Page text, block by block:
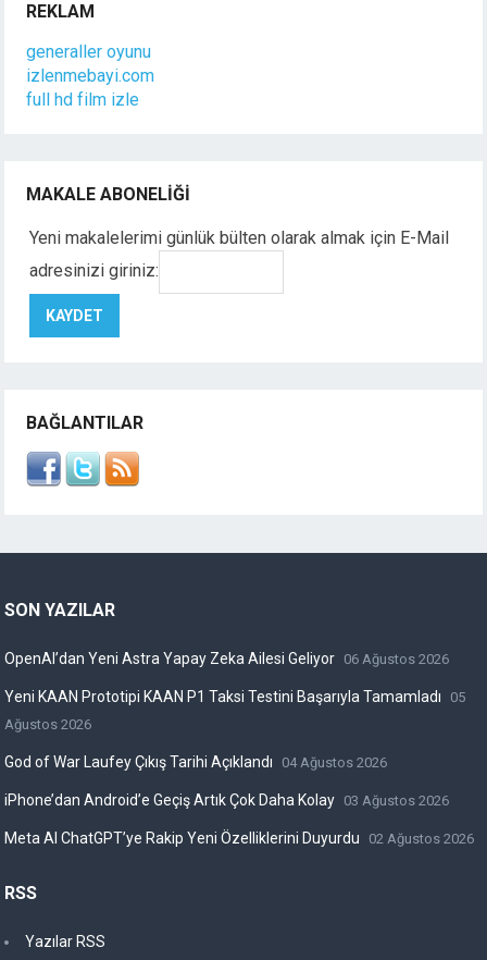
REKLAM
generaller oyunu
izlenmebayi.com
full hd film izle
MAKALE ABONELIĞI
Yeni makalelerimi günlük bülten olarak almak için E-Mail
adresinizi giriniz:
BAĞLANTILAR
SON YAZILAR
OpenAI’dan Yeni Astra Yapay Zeka Ailesi Geliyor 06 Ağustos 2026
Yeni KAAN Prototipi KAAN P1 Taksi Testini Başarıyla Tamamladı
05
Ağustos 2026
God of War Laufey Çıkış Tarihi Açıklandı 04 Ağustos 2026
iPhone’dan Android’e Geçiş Artık Çok Daha Kolay 03 Ağustos 2026
Meta AI ChatGPT’ye Rakip Yeni Özelliklerini Duyurdu 02 Ağustos 2026
RSS
Yazılar RSS